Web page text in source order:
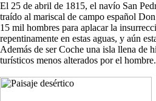
El 25 de abril de 1815, el navío San
traído al mariscal de campo español
15 mil hombres para aplacar la
repentinamente en estas aguas, y aún
Además de ser Coche una isla llena de
turísticos menos alterados por el hombre.